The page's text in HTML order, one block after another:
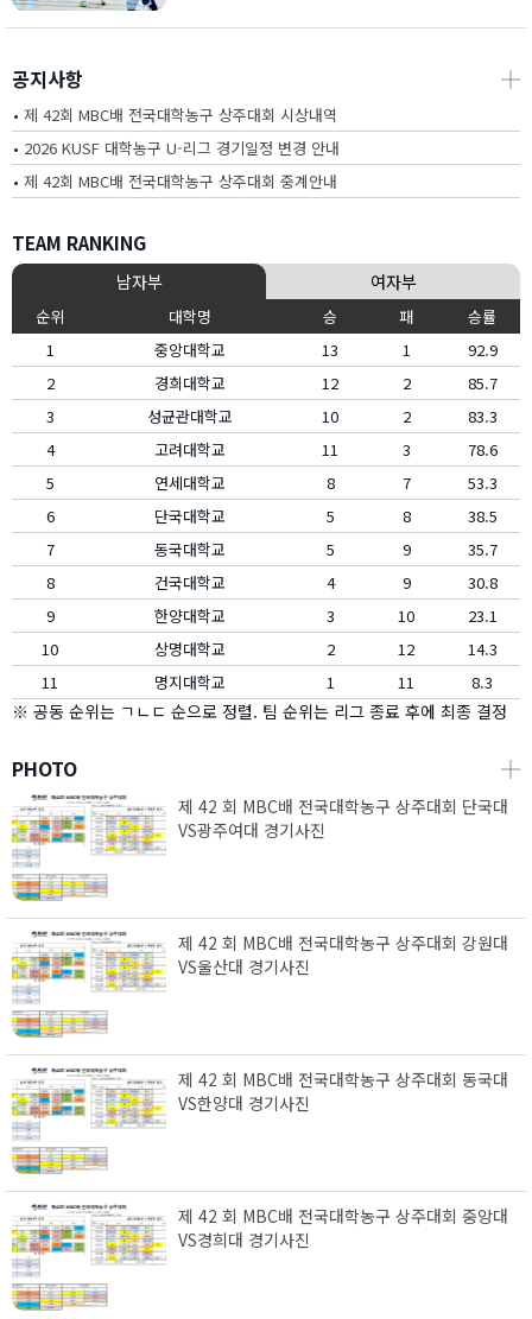
공지사항 ┼
• 제 42회 MBC배 전국대학농구 상주대회 시상내역
• 2026 KUSF 대학농구 U-리그 경기일정 변경 안내
• 제 42회 MBC배 전국대학농구 상주대회 중계안내
TEAM RANKING
남자부 여자부
순위 대학명 승 패
승률
1
중앙대학교 13 1
92.9
2
경희대학교 12 2
85.7
3
성균관대학교 10 2
83.3
4
고려대학교 11 3
78.6
5
연세대학교 8 7
53.3
6
단국대학교 5 8
38.5
7
동국대학교 5 9
35.7
8
건국대학교 4 9
30.8
9
한양대학교 3 10
23.1
10
상명대학교 2 12
14.3
11
명지대학교 1 11 8.3
※ 공동 순위는 ㄱㄴㄷ 순으로 정렬. 팀 순위는 리그 종료 후에 최종 결정
PHOTO ┼
제 42 회 MBC배 전국대학농구 상주대회 단국대
VS광주여대 경기사진
제 42 회 MBC배 전국대학농구 상주대회 강원대
VS울산대 경기사진
제 42 회 MBC배 전국대학농구 상주대회 동국대
VS한양대 경기사진
제 42 회 MBC배 전국대학농구 상주대회 중앙대
VS경희대 경기사진